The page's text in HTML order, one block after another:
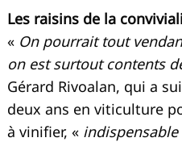
Les raisins de la
« On pourrait tout
on est surtout contents
Gérard Rivoalan, qui a
deux ans en viticulture
à vinifier, « indispensable